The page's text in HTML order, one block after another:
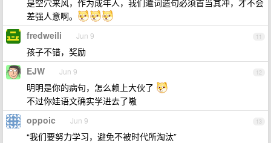
是空穴来风，作为成年人，我们遣词造句必须首当其冲，才不会
差强人意啊。
11
fredweili Jun 9
孩子不错，奖励
12
EJW Jun 9
明明是你的病句，怎么赖上大伙了
不过你娃语文确实学进去了嗷
13
oppoic Jun 9
“我们要努力学习，避免不被时代所淘汰”